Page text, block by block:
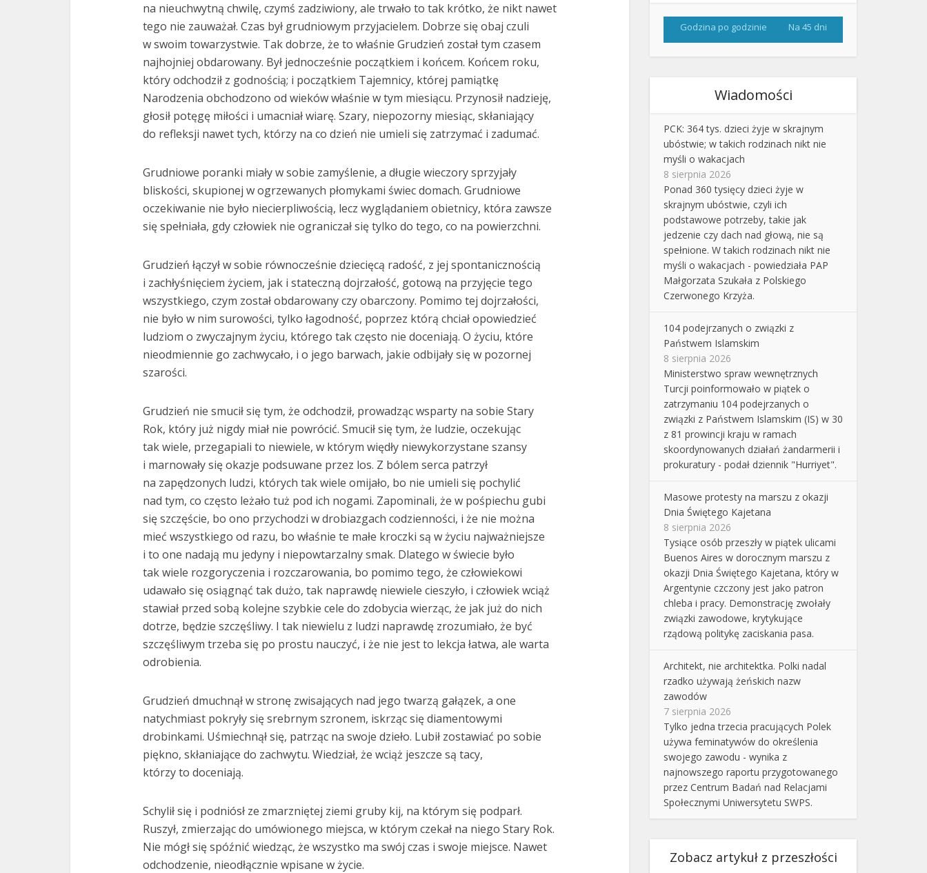
na nieuchwytną chwilę, czymś zadziwiony, ale trwało to tak krótko, że nikt nawet
tego nie zauważał. Czas był grudniowym przyjacielem. Dobrze się obaj czuli
w swoim towarzystwie. Tak dobrze, że to właśnie Grudzień został tym czasem
najhojniej obdarowany. Był jednocześnie początkiem i końcem. Końcem roku,
który odchodził z godnością; i początkiem Tajemnicy, której pamiątkę
Narodzenia obchodzono od wieków właśnie w tym miesiącu. Przynosił nadzieję,
głosił potęgę miłości i umacniał wiarę. Szary, niepozorny miesiąc, skłaniający
do refleksji nawet tych, którzy na co dzień nie umieli się zatrzymać i zadumać.
Grudniowe poranki miały w sobie zamyślenie, a długie wieczory sprzyjały
bliskości, skupionej w ogrzewanych płomykami świec domach. Grudniowe
oczekiwanie nie było niecierpliwością, lecz wyglądaniem obietnicy, która zawsze
się spełniała, gdy człowiek nie ograniczał się tylko do tego, co na powierzchni.
Grudzień łączył w sobie równocześnie dziecięcą radość, z jej spontanicznością
i zachłyśnięciem życiem, jak i stateczną dojrzałość, gotową na przyjęcie tego
wszystkiego, czym został obdarowany czy obarczony. Pomimo tej dojrzałości,
nie było w nim surowości, tylko łagodność, poprzez którą chciał opowiedzieć
ludziom o zwyczajnym życiu, którego tak często nie doceniają. O życiu, które
nieodmiennie go zachwycało, i o jego barwach, jakie odbijały się w pozornej
szarości.
Grudzień nie smucił się tym, że odchodził, prowadząc wsparty na sobie Stary
Rok, który już nigdy miał nie powrócić. Smucił się tym, że ludzie, oczekując
tak wiele, przegapiali to niewiele, w którym więdły niewykorzystane szansy
i marnowały się okazje podsuwane przez los. Z bólem serca patrzył
na zapędzonych ludzi, których tak wiele omijało, bo nie umieli się pochylić
nad tym, co często leżało tuż pod ich nogami. Zapominali, że w pośpiechu gubi
się szczęście, bo ono przychodzi w drobiazgach codzienności, i że nie można
mieć wszystkiego od razu, bo właśnie te małe kroczki są w życiu najważniejsze
i to one nadają mu jedyny i niepowtarzalny smak. Dlatego w świecie było
tak wiele rozgoryczenia i rozczarowania, bo pomimo tego, że człowiekowi
udawało się osiągnąć tak dużo, tak naprawdę niewiele cieszyło, i człowiek wciąż
stawiał przed sobą kolejne szybkie cele do zdobycia wierząc, że jak już do nich
dotrze, będzie szczęśliwy. I tak niewielu z ludzi naprawdę zrozumiało, że być
szczęśliwym trzeba się po prostu nauczyć, i że nie jest to lekcja łatwa, ale warta
odrobienia.
Grudzień dmuchnął w stronę zwisających nad jego twarzą gałązek, a one
natychmiast pokryły się srebrnym szronem, iskrząc się diamentowymi
drobinkami. Uśmiechnął się, patrząc na swoje dzieło. Lubił zostawiać po sobie
piękno, skłaniające do zachwytu. Wiedział, że wciąż jeszcze są tacy,
którzy to doceniają.
Schylił się i podniósł ze zmarzniętej ziemi gruby kij, na którym się podparł.
Ruszył, zmierzając do umówionego miejsca, w którym czekał na niego Stary Rok.
Nie mógł się spóźnić wiedząc, że wszystko ma swój czas i swoje miejsce. Nawet
odchodzenie, nieodłącznie wpisane w życie.
Godzina po godzinie Na 45 dni
Wiadomości
PCK: 364 tys. dzieci żyje w skrajnym
ubóstwie; w takich rodzinach nikt nie
myśli o wakacjach
8 sierpnia 2026
Ponad 360 tysięcy dzieci żyje w
skrajnym ubóstwie, czyli ich
podstawowe potrzeby, takie jak
jedzenie czy dach nad głową, nie są
spełnione. W takich rodzinach nikt nie
myśli o wakacjach - powiedziała PAP
Małgorzata Szukała z Polskiego
Czerwonego Krzyża.
104 podejrzanych o związki z
Państwem Islamskim
8 sierpnia 2026
Ministerstwo spraw wewnętrznych
Turcji poinformowało w piątek o
zatrzymaniu 104 podejrzanych o
związki z Państwem Islamskim (IS) w 30
z 81 prowincji kraju w ramach
skoordynowanych działań żandarmerii i
prokuratury - podał dziennik "Hurriyet".
Masowe protesty na marszu z okazji
Dnia Świętego Kajetana
8 sierpnia 2026
Tysiące osób przeszły w piątek ulicami
Buenos Aires w dorocznym marszu z
okazji Dnia Świętego Kajetana, który w
Argentynie czczony jest jako patron
chleba i pracy. Demonstrację zwołały
związki zawodowe, krytykujące
rządową politykę zaciskania pasa.
Architekt, nie architektka. Polki nadal
rzadko używają żeńskich nazw
zawodów
7 sierpnia 2026
Tylko jedna trzecia pracujących Polek
używa feminatywów do określenia
swojego zawodu - wynika z
najnowszego raportu przygotowanego
przez Centrum Badań nad Relacjami
Społecznymi Uniwersytetu SWPS.
Zobacz artykuł z przeszłości